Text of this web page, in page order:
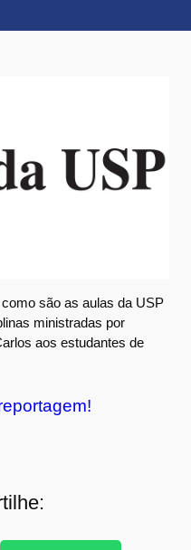
são as aulas da USP
ministradas por
aos estudantes de